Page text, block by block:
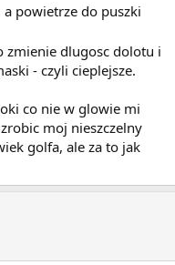
powietrze do puszki
zmienie dlugosc dolotu i
- czyli cieplejsze.
co nie w glowie mi
moj nieszczelny
golfa, ale za to jak